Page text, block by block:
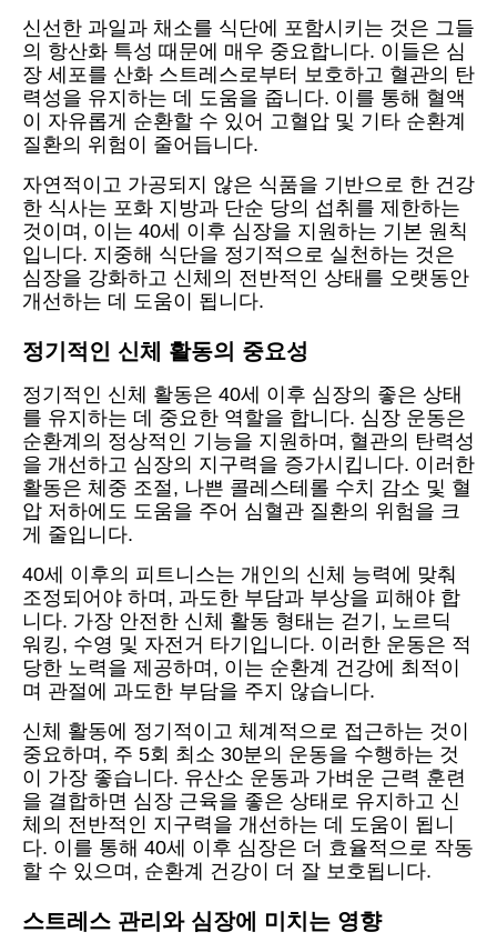
신선한 과일과 채소를 식단에 포함시키는 것은 그들
의 항산화 특성 때문에 매우 중요합니다. 이들은 심
장 세포를 산화 스트레스로부터 보호하고 혈관의 탄
력성을 유지하는 데 도움을 줍니다. 이를 통해 혈액
이 자유롭게 순환할 수 있어 고혈압 및 기타 순환계
질환의 위험이 줄어듭니다.
자연적이고 가공되지 않은 식품을 기반으로 한 건강
한 식사는 포화 지방과 단순 당의 섭취를 제한하는
것이며, 이는 40세 이후 심장을 지원하는 기본 원칙
입니다. 지중해 식단을 정기적으로 실천하는 것은
심장을 강화하고 신체의 전반적인 상태를 오랫동안
개선하는 데 도움이 됩니다.
정기적인 신체 활동의 중요성
정기적인 신체 활동은 40세 이후 심장의 좋은 상태
를 유지하는 데 중요한 역할을 합니다. 심장 운동은
순환계의 정상적인 기능을 지원하며, 혈관의 탄력성
을 개선하고 심장의 지구력을 증가시킵니다. 이러한
활동은 체중 조절, 나쁜 콜레스테롤 수치 감소 및 혈
압 저하에도 도움을 주어 심혈관 질환의 위험을 크
게 줄입니다.
40세 이후의 피트니스는 개인의 신체 능력에 맞춰
조정되어야 하며, 과도한 부담과 부상을 피해야 합
니다. 가장 안전한 신체 활동 형태는 걷기, 노르딕
워킹, 수영 및 자전거 타기입니다. 이러한 운동은 적
당한 노력을 제공하며, 이는 순환계 건강에 최적이
며 관절에 과도한 부담을 주지 않습니다.
신체 활동에 정기적이고 체계적으로 접근하는 것이
중요하며, 주 5회 최소 30분의 운동을 수행하는 것
이 가장 좋습니다. 유산소 운동과 가벼운 근력 훈련
을 결합하면 심장 근육을 좋은 상태로 유지하고 신
체의 전반적인 지구력을 개선하는 데 도움이 됩니
다. 이를 통해 40세 이후 심장은 더 효율적으로 작동
할 수 있으며, 순환계 건강이 더 잘 보호됩니다.
스트레스 관리와 심장에 미치는 영향